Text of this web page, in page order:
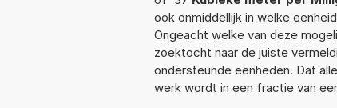
ook onmiddellijk in welke
Ongeacht welke van deze
zoektocht naar de juiste
ondersteunde eenheden. Dat
werk wordt in een fractie van